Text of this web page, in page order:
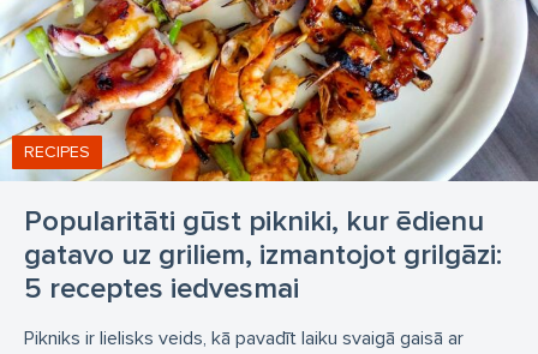
Popularitāti gūst pikniki, kur ēdienu
gatavo uz griliem, izmantojot grilgāzi:
5 receptes iedvesmai
RECIPES
Pikniks ir lielisks veids, kā pavadīt laiku svaigā gaisā ar